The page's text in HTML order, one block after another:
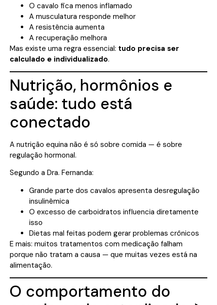
O cavalo fica menos inflamado
A musculatura responde melhor
A resistência aumenta
A recuperação melhora
Mas existe uma regra essencial: tudo precisa ser
calculado e individualizado.
Nutrição, hormônios e
saúde: tudo está
conectado
A nutrição equina não é só sobre comida — é sobre
regulação hormonal.
Segundo a Dra. Fernanda:
Grande parte dos cavalos apresenta desregulação
insulinêmica
O excesso de carboidratos influencia diretamente
isso
Dietas mal feitas podem gerar problemas crônicos
E mais: muitos tratamentos com medicação falham
porque não tratam a causa — que muitas vezes está na
alimentação.
O comportamento do